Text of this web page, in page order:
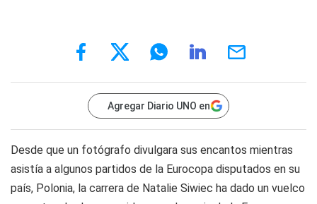
Agregar Diario UNO en
Desde que un fotógrafo divulgara sus encantos mientras
asistía a algunos partidos de la Eurocopa disputados en su
país, Polonia, la carrera de Natalie Siwiec ha dado un vuelco